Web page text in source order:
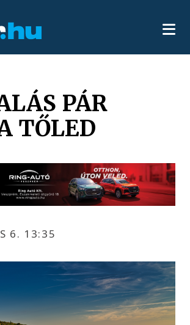
PÁR
TŐLED
6. 13:35